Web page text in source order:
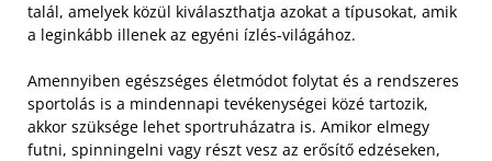
talál, amelyek közül kiválaszthatja azokat a típusokat, amik
a leginkább illenek az egyéni ízlés-világához.
Amennyiben egészséges életmódot folytat és a rendszeres
sportolás is a mindennapi tevékenységei közé tartozik,
akkor szüksége lehet sportruházatra is. Amikor elmegy
futni, spinningelni vagy részt vesz az erősítő edzéseken,